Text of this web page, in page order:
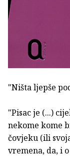
"Ništa ljepše
"Pisac je (...)
nekome kome
čovjeku (ili
vremena, da, i